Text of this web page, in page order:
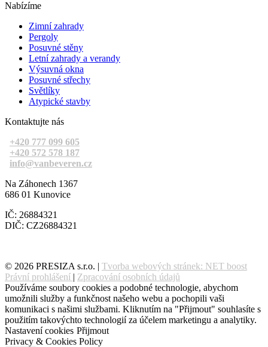
Nabízíme
Zimní zahrady
Pergoly
Posuvné stěny
Letní zahrady a verandy
Výsuvná okna
Posuvné střechy
Světlíky
Atypické stavby
Kontaktujte nás
+420 777 099 605
+420 572 578 187
info@vanbeveren.cz
Na Záhonech 1367
686 01 Kunovice
IČ: 26884321
DIČ: CZ26884321
© 2026 PRESIZA s.r.o. | Tvorba webových stránek: NET boost
Právní prohlášení | Zpracování osobních údajů
Používáme soubory cookies a podobné technologie, abychom
umožnili služby a funkčnost našeho webu a pochopili vaši
komunikaci s našimi službami. Kliknutím na "Přijmout" souhlasíte s
použitím takovýchto technologií za účelem marketingu a analytiky.
Nastavení cookies Přijmout
Privacy & Cookies Policy